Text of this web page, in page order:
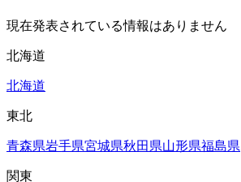
現在発表されている情報はありません
北海道
北海道
東北
青森県岩手県宮城県秋田県山形県福島県
関東